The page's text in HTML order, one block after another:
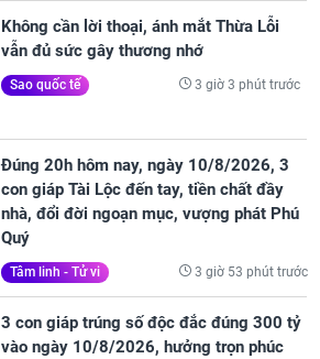
Không cần lời thoại, ánh mắt Thừa Lỗi
vẫn đủ sức gây thương nhớ
Sao quốc tế 3 giờ 3 phút trước
Đúng 20h hôm nay, ngày 10/8/2026, 3
con giáp Tài Lộc đến tay, tiền chất đầy
nhà, đổi đời ngoạn mục, vượng phát Phú
Quý
Tâm linh - Tử vi 3 giờ 53 phút trước
3 con giáp trúng số độc đắc đúng 300 tỷ
vào ngày 10/8/2026, hưởng trọn phúc